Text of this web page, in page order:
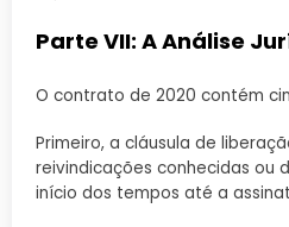
Parte VII: A Análise
O contrato de 2020 contém
Primeiro, a cláusula de
reivindicações conhecidas ou
início dos tempos até a